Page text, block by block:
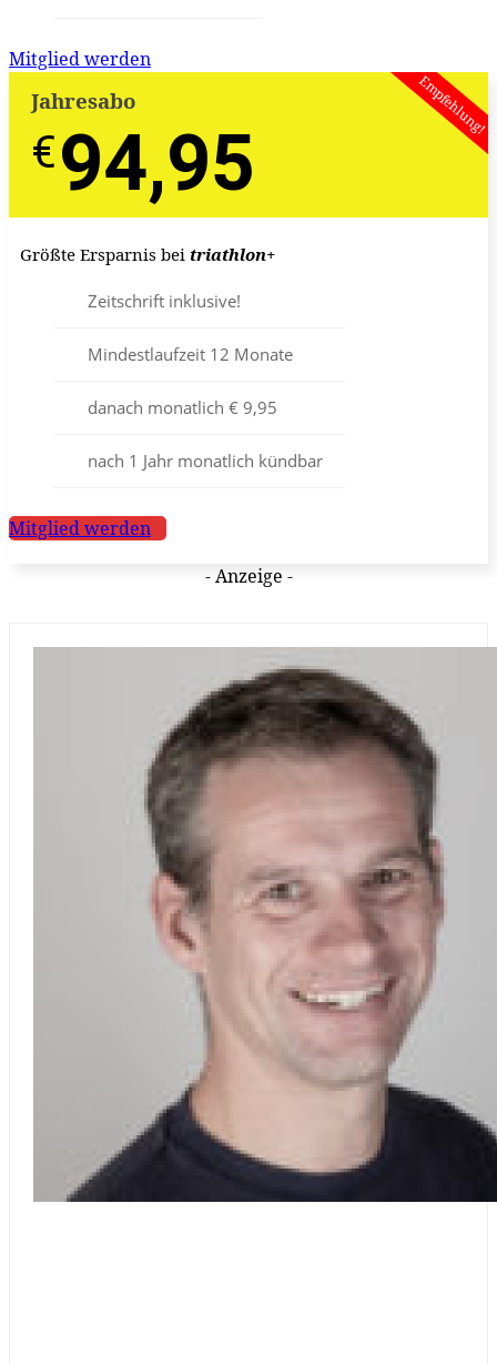
Mitglied werden
Empfehlung!
Jahresabo
€94,95
Größte Ersparnis bei triathlon+
Zeitschrift inklusive!
Mindestlaufzeit 12 Monate
danach monatlich € 9,95
nach 1 Jahr monatlich kündbar
Mitglied werden
- Anzeige -